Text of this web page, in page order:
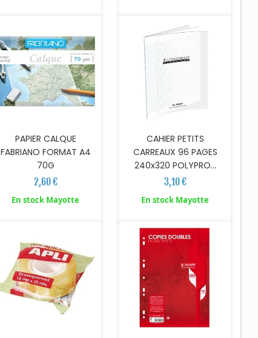
PAPIER CALQUE
FABRIANO FORMAT A4
70G
2,60 €
En stock Mayotte
CAHIER PETITS
CARREAUX 96 PAGES
240x320 POLYPRO...
3,10 €
En stock Mayotte
AJOUTER AU PANIER AJOUTER AU PANIER